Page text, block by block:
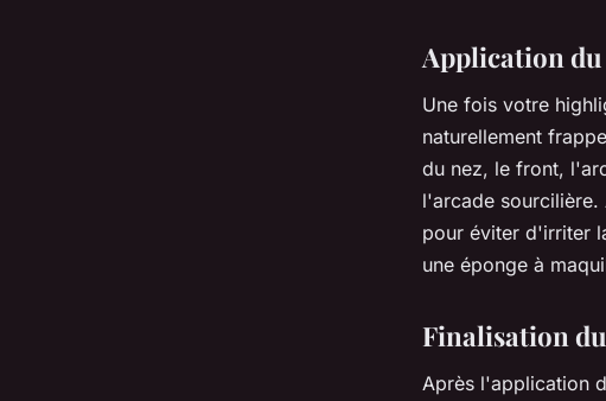
Application
Une fois votre
naturellement
du nez, le front,
l'arcade
pour éviter d'irriter
une éponge à
Finalisation
Après l'application